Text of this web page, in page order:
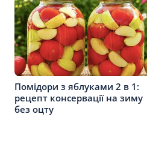
Помідори з яблуками 2 в 1:
рецепт консервації на зиму
без оцту